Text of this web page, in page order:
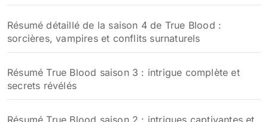
Résumé détaillé de la saison 4 de True Blood :
sorcières, vampires et conflits surnaturels
Résumé True Blood saison 3 : intrigue complète et
secrets révélés